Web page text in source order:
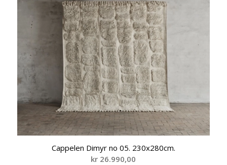
Cappelen Dimyr no 05. 230x280cm.
kr 26.990,00